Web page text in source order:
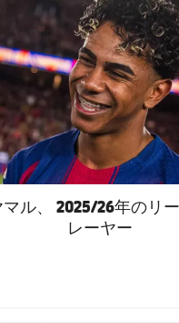
ル、 2025/26年のリ
レーヤー